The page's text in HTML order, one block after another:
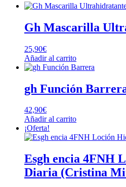
Gh Mascarilla
25,90€
Añadir al carrito
gh Función
42,90€
Añadir al carrito
¡Oferta!
Esgh encia 4FNH
Diaria (Cristina